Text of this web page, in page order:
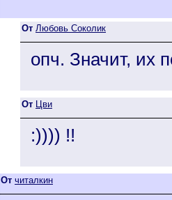
От Любовь Соколик
опч. Значит, их
От Цви
:)))) !!
От читалкин